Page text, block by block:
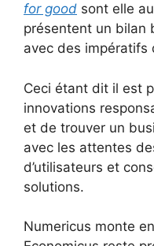
for good sont elle
présentent un bilan
avec des impératifs
Ceci étant dit il est
innovations
et de trouver un
avec les attentes
d’utilisateurs et
solutions.
Numericus monte